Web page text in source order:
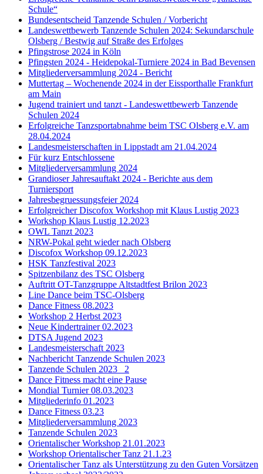
Schule“
Bundesentscheid Tanzende Schulen / Vorbericht
Landeswettbewerb Tanzende Schulen 2024: Sekundarschule
Olsberg / Bestwig auf Straße des Erfolges
Pfingstrose 2024 in Köln
Pfingsten 2024 - Heidepokal-Turniere 2024 in Bad Bevensen
Mitgliederversammlung 2024 - Bericht
Muttertag – Wochenende 2024 in der Eissporthalle Frankfurt
am Main
Jugend trainiert und tanzt - Landeswettbewerb Tanzende
Schulen 2024
Erfolgreiche Tanzsportabnahme beim TSC Olsberg e.V. am
28.04.2024
Landesmeisterschaften in Lippstadt am 21.04.2024
Für kurz Entschlossene
Mitgliederversammlung 2024
Grandioser Jahresauftakt 2024 - Berichte aus dem
Turniersport
Jahresbegruessungsfeier 2024
Erfolgreicher Discofox Workshop mit Klaus Lustig 2023
Workshop Klaus Lustig 12.2023
OWL Tanzt 2023
NRW-Pokal geht wieder nach Olsberg
Discofox Workshop 09.12.2023
HSK Tanzfestival 2023
Spitzenbilanz des TSC Olsberg
Auftritt OT-Tanzgruppe Altstadtfest Brilon 2023
Line Dance beim TSC-Olsberg
Dance Fitness 08.2023
Workshop 2 Herbst 2023
Neue Kindertrainer 02.2023
DTSA Jugend 2023
Landesmeisterschaft 2023
Nachbericht Tanzende Schulen 2023
Tanzende Schulen 2023 _2
Dance Fitness macht eine Pause
Mondial Turnier 08.03.2023
Mitgliederinfo 01.2023
Dance Fitness 03.23
Mitgliederversammlung 2023
Tanzende Schulen 2023
Orientalischer Workshop 21.01.2023
Workshop Orientalischer Tanz 21.1.23
Orientalischer Tanz als Unterstützung zu den Guten Vorsätzen